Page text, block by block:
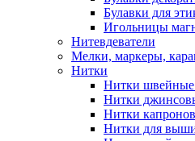
Булавки для
Игольницы
Нитевдеватели
Мелки, маркеры,
Нитки
Нитки швейные
Нитки
Нитки
Нитки для